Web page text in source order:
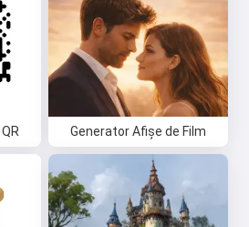
Generator Afișe de Film